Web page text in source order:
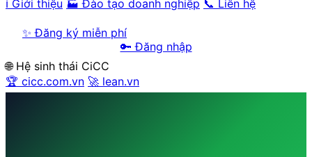
ℹ️ Giới thiệu 🏭 Đào tạo doanh nghiệp 📞 Liên hệ
✨ Đăng ký miễn phí
🔑 Đăng nhập
🌐 Hệ sinh thái CiCC
🏆 cicc.com.vn 🚀 lean.vn